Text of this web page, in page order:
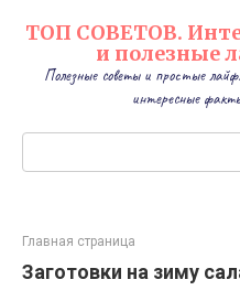
ТОП СОВЕТОВ.
и полезные
Полезные советы и простые
интересные
Главная страница
Заготовки на зиму